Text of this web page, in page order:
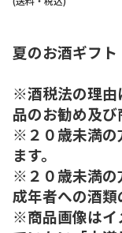
夏のお酒ギフ
※酒税法の理由
品のお勧め及び
※２０歳未満の
ます。
※２０歳未満の
成年者への酒類
※商品画像はイ